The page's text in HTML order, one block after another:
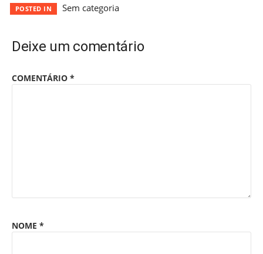
POSTED IN Sem categoria
Deixe um comentário
COMENTÁRIO *
NOME *